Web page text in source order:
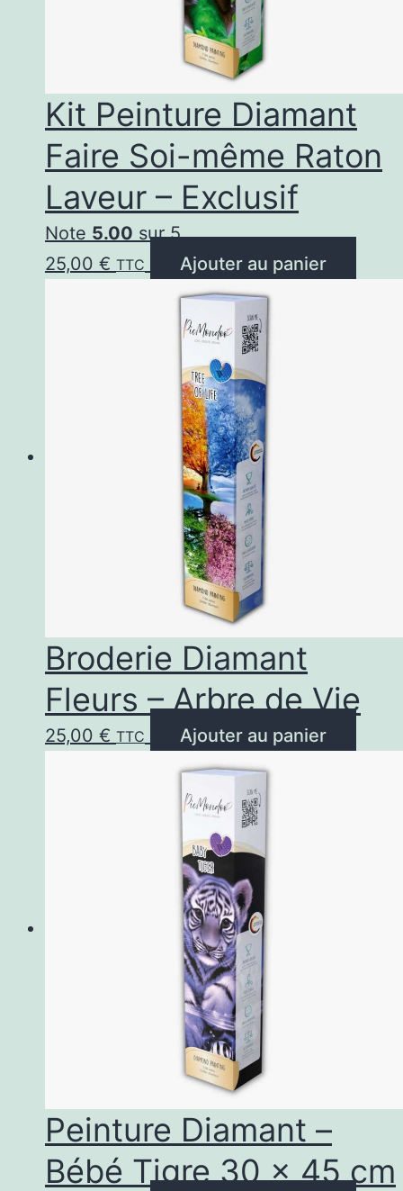
Kit Peinture Diamant
Faire Soi-même Raton
Laveur – Exclusif
Note 5.00 sur 5
25,00 € TTC Ajouter au panier
Broderie Diamant
Fleurs – Arbre de Vie
25,00 € TTC Ajouter au panier
Peinture Diamant –
Bébé Tigre 30 x 45 cm